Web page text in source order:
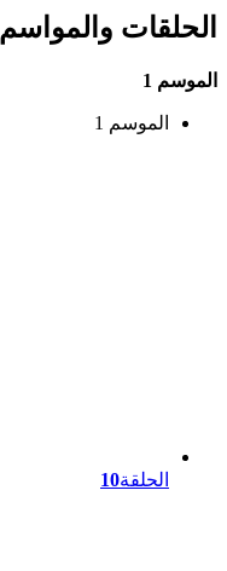
الحلقات والمواسم
الموسم 1
الموسم 1
الحلقة10